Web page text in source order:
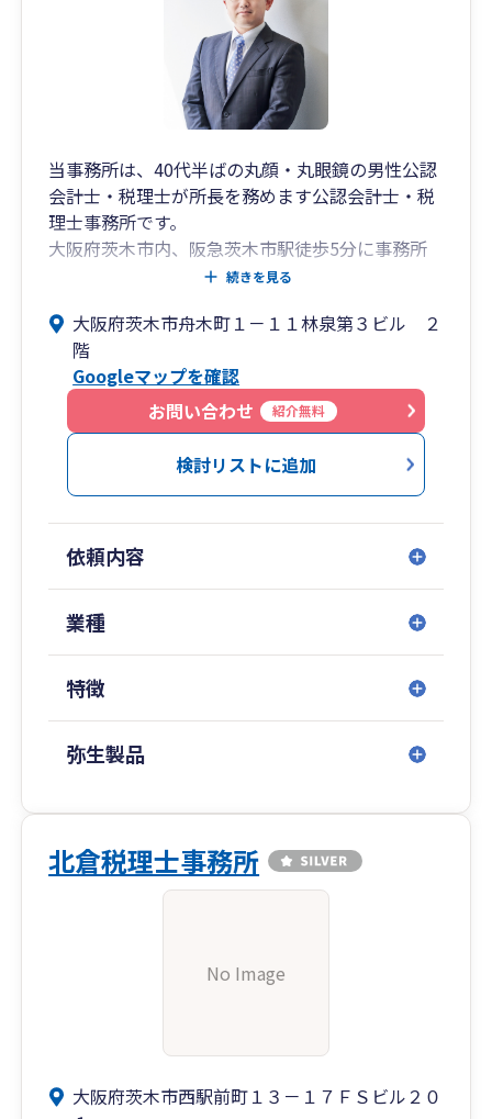
当事務所は、40代半ばの丸顔・丸眼鏡の男性公認
会計士・税理士が所長を務めます公認会計士・税
理士事務所です。
大阪府茨木市内、阪急茨木市駅徒歩5分に事務所
法人様・個人事業主様を問わず、法人税・所得
税・消費税の各種税務確定申告・相談、決算指
導、記帳代行、給与計算、年末調整、予算・収支
計画・事業計画策定・管理支援、資金調達支援、
創業支援、人設立支援、業務プロセス改善支援、
事業承継支援、M&A/PMI支援、各種監査サービス
など、幅広いサービスを提供します。
阪府内、近畿・関西を中心に軽いフットワークに
自信があります。
e-TAX、eLTAX対応もお任せください。
続きを見る
大阪府茨木市舟木町１－１１林泉第３ビル ２
階
Googleマップを確認
お問い合わせ
紹介無料
検討リストに追加
依頼内容
業種
特徴
弥生製品
北倉税理士事務所
No Image
大阪府茨木市西駅前町１３－１７ＦＳビル２０